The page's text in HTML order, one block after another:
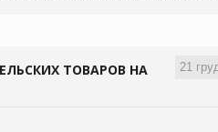
21
ТОВАРОВ НА